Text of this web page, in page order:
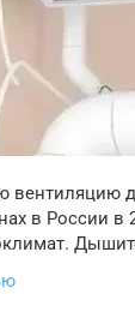
вентиляцию
в России в